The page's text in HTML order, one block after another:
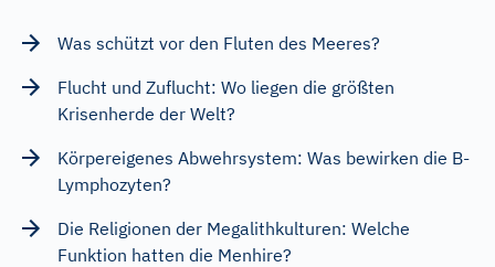
Was schützt vor den Fluten des Meeres?
Flucht und Zuflucht: Wo liegen die größten
Krisenherde der Welt?
Körpereigenes Abwehrsystem: Was bewirken die B-
Lymphozyten?
Die Religionen der Megalithkulturen: Welche
Funktion hatten die Menhire?